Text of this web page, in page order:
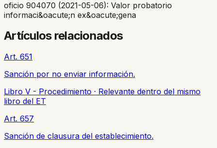
oficio 904070 (2021-05-06): Valor probatorio
informaci&oacute;n ex&oacute;gena
Artículos relacionados
Art. 651
Sanción por no enviar información.
Libro V - Procedimiento · Relevante dentro del mismo
libro del ET
Art. 657
Sanción de clausura del establecimiento.